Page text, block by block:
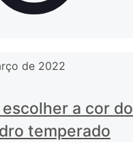
de 2022
a cor do
temperado